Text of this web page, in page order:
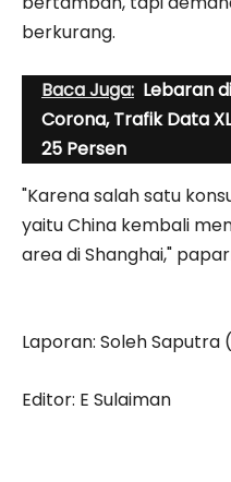
berkurang.
Baca Juga: Lebaran
Corona, Trafik Data
25 Persen
"Karena salah satu
yaitu China kembali
area di Shanghai,"
Laporan: Soleh Saputra
Editor: E Sulaiman